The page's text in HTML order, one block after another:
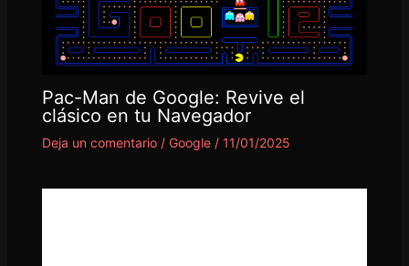
Pac-Man de Google: Revive el
clásico en tu Navegador
Deja un comentario / Google/ 11/01/2025